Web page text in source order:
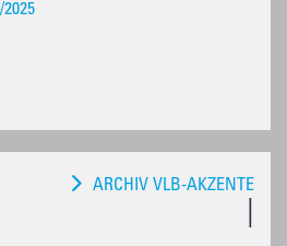
ARCHIV VLB-AKZENTE